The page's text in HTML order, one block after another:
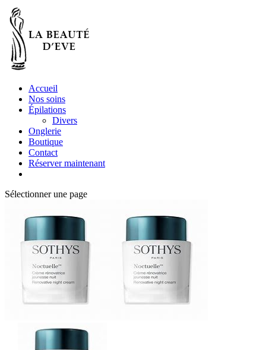
Accueil
Nos soins
Épilations
Divers
Onglerie
Boutique
Contact
Réserver maintenant
Sélectionner une page